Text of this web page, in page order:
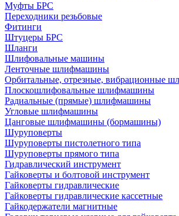
Муфты БРС
Переходники резьбовые
Фитинги
Штуцеры БРС
Шланги
Шлифовальные машины
Ленточные шлифмашины
Орбитальные, отрезные, вибрационные
Плоскошлифовальные шлифмашины
Радиальные (прямые) шлифмашины
Угловые шлифмашины
Цанговые шлифмашины (бормашины)
Шуруповерты
Шуруповерты пистолетного типа
Шуруповерты прямого типа
Гидравлический инструмент
Гайковерты и болтовой инструмент
Гайковерты гидравлические
Гайковерты гидравлические кассетные
Гайкодержатели магнитные